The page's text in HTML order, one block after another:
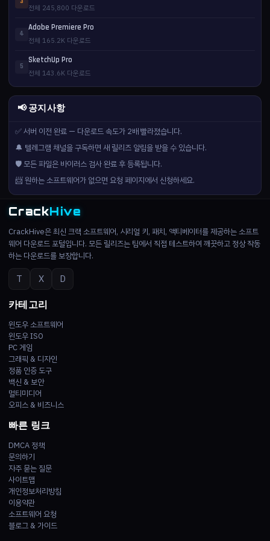
전체 245,800 다운로드
4
Adobe Premiere Pro
전체 165.2K 다운로드
5
SketchUp Pro
전체 143.6K 다운로드
📢 공지사항
✅ 서버 이전 완료 — 다운로드 속도가 2배 빨라졌습니다.
🔔 텔레그램 채널을 구독하면 새 릴리즈 알림을 받을 수 있습니다.
🛡️ 모든 파일은 바이러스 검사 완료 후 등록됩니다.
📨 원하는 소프트웨어가 없으면 요청 페이지에서 신청하세요.
CrackHive
CrackHive은 최신 크랙 소프트웨어, 시리얼 키, 패치, 액티베이터를 제공하는 소프트
웨어 다운로드 포털입니다. 모든 릴리즈는 팀에서 직접 테스트하여 깨끗하고 정상 작동
하는 다운로드를 보장합니다.
T X D
카테고리
윈도우 소프트웨어
윈도우 ISO
PC 게임
그래픽 & 디자인
정품 인증 도구
백신 & 보안
멀티미디어
오피스 & 비즈니스
빠른 링크
DMCA 정책
문의하기
자주 묻는 질문
사이트맵
개인정보처리방침
이용약관
소프트웨어 요청
블로그 & 가이드